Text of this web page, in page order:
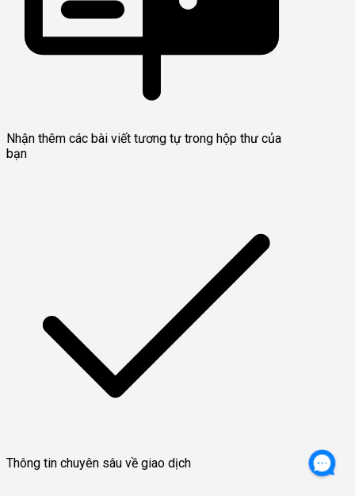
Nhận thêm các bài viết tương tự trong hộp thư của
bạn
Thông tin chuyên sâu về giao dịch